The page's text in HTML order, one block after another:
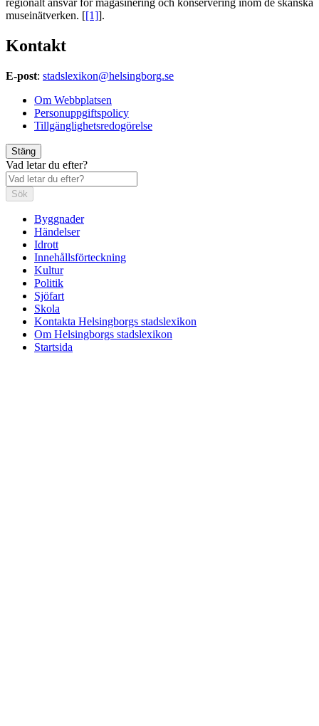
museinätverken. [[1]].
Kontakt
E-post: stadslexikon@helsingborg.se
Om Webbplatsen
Personuppgiftspolicy
Tillgänglighetsredogörelse
Stäng
Vad letar du efter?
Sök
Byggnader
Händelser
Idrott
Innehållsförteckning
Kultur
Politik
Sjöfart
Skola
Kontakta Helsingborgs stadslexikon
Om Helsingborgs stadslexikon
Startsida